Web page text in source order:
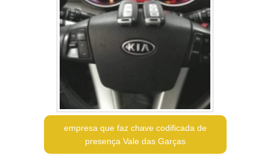
empresa que faz chave codificada de
presença Vale das Garças